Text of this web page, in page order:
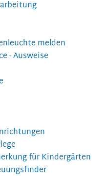
melden
- Ausweise
für Kindergärten